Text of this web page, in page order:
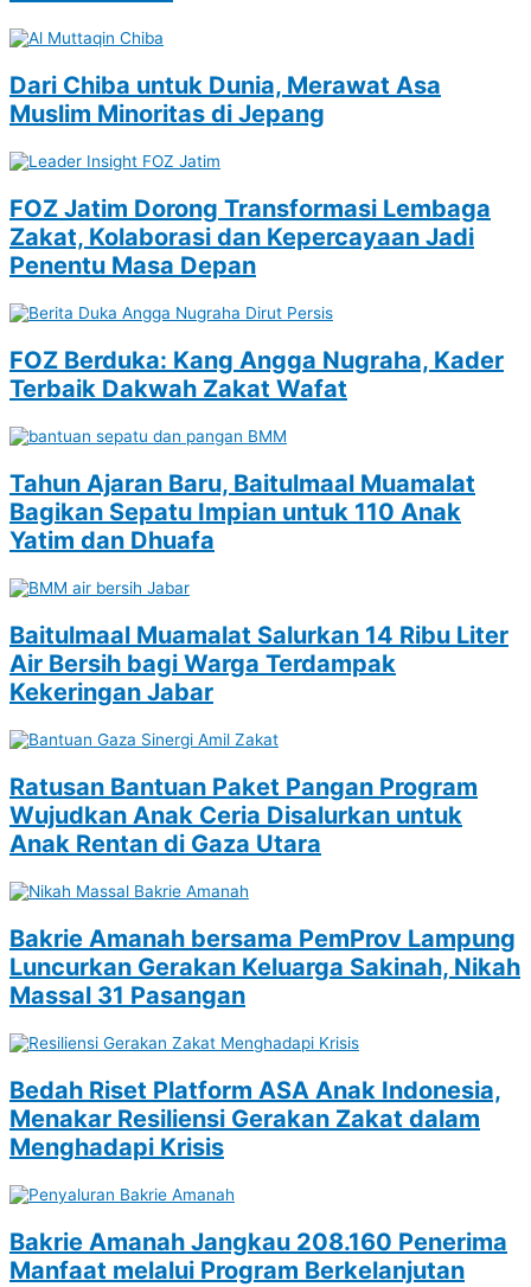
Dari Chiba untuk Dunia, Merawat Asa
Muslim Minoritas di Jepang
FOZ Jatim Dorong Transformasi Lembaga
Zakat, Kolaborasi dan Kepercayaan Jadi
Penentu Masa Depan
FOZ Berduka: Kang Angga Nugraha, Kader
Terbaik Dakwah Zakat Wafat
Tahun Ajaran Baru, Baitulmaal Muamalat
Bagikan Sepatu Impian untuk 110 Anak
Yatim dan Dhuafa
Baitulmaal Muamalat Salurkan 14 Ribu Liter
Air Bersih bagi Warga Terdampak
Kekeringan Jabar
Ratusan Bantuan Paket Pangan Program
Wujudkan Anak Ceria Disalurkan untuk
Anak Rentan di Gaza Utara
Bakrie Amanah bersama PemProv Lampung
Luncurkan Gerakan Keluarga Sakinah, Nikah
Massal 31 Pasangan
Bedah Riset Platform ASA Anak Indonesia,
Menakar Resiliensi Gerakan Zakat dalam
Menghadapi Krisis
Bakrie Amanah Jangkau 208.160 Penerima
Manfaat melalui Program Berkelanjutan